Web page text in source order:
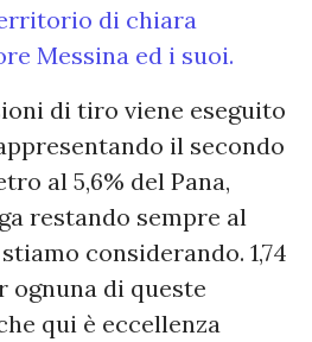
di chiara
Messina ed i suoi.
di tiro viene eseguito
il secondo
al 5,6% del Pana,
restando sempre al
considerando. 1,74
di queste
qui è eccellenza